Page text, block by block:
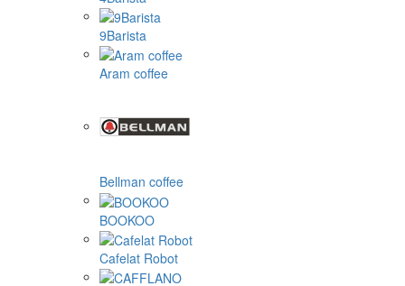
9Barista
Aram coffee
Bellman coffee
BOOKOO
Cafelat Robot